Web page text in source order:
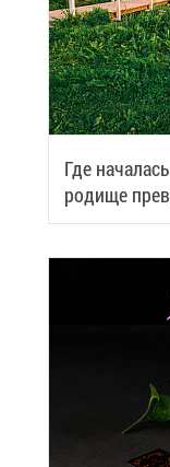
Где
ро­ди­ще
че­ский